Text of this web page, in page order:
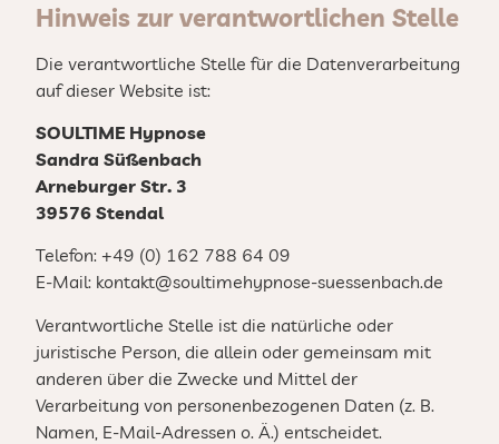
Hinweis zur verantwortlichen Stelle
Die verantwortliche Stelle für die Datenverarbeitung
auf dieser Website ist:
SOULTIME Hypnose
Sandra Süßenbach
Arneburger Str. 3
39576 Stendal
Telefon: +49 (0) 162 788 64 09
E-Mail: kontakt@soultimehypnose-suessenbach.de
Verantwortliche Stelle ist die natürliche oder
juristische Person, die allein oder gemeinsam mit
anderen über die Zwecke und Mittel der
Verarbeitung von personenbezogenen Daten (z. B.
Namen, E-Mail-Adressen o. Ä.) entscheidet.